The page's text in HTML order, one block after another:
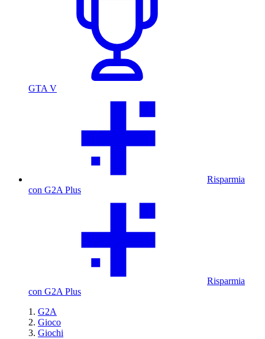
GTA V
Risparmia
con G2A Plus
Risparmia
con G2A Plus
G2A
Gioco
Giochi